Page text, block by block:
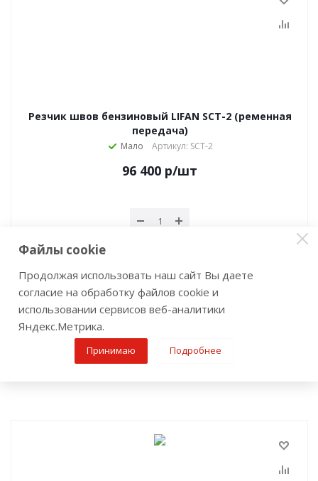
Резчик швов бензиновый LIFAN SCT-2 (ременная
передача)
Мало Артикул: SCT-2
96 400 р/шт
Файлы cookie
Продолжая использовать наш сайт Вы даете
согласие на обработку файлов cookie и
использовании сервисов веб-аналитики
Яндекс.Метрика.
Принимаю Подробнее